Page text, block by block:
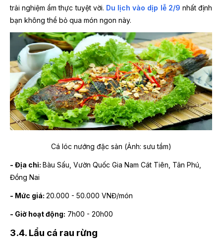
trải nghiệm ẩm thực tuyệt vời. Du lịch vào dịp lễ 2/9 nhất định
bạn không thể bỏ qua món ngon này.
Cá lóc nướng đặc sản (Ảnh: sưu tầm)
- Địa chỉ: Bàu Sấu, Vườn Quốc Gia Nam Cát Tiên, Tân Phú,
Đồng Nai
- Mức giá: 20.000 - 50.000 VNĐ/món
- Giờ hoạt động: 7h00 - 20h00
3.4. Lẩu cá rau rừng